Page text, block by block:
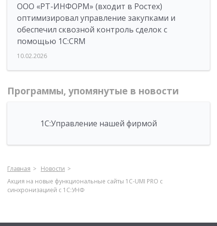
ООО «РТ-ИНФОРМ» (входит в Ростех)
оптимизировал управление закупками и
обеспечил сквозной контроль сделок с
помощью 1С:CRM
10.02.2026
Программы, упомянутые в новости
1С:Управление нашей фирмой
Главная
Новости
Акция на новые функциональные сайты 1С-UMI PRO c
синхронизацией с 1C:УНФ